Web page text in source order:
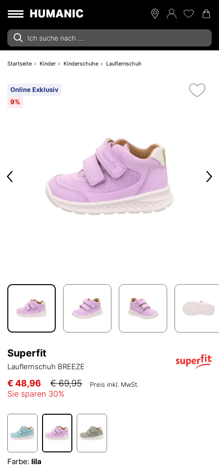
Startseite Kinder Kinderschuhe Lauflernschuh
Online Exklusiv
9%
Superfit
Lauflernschuh BREEZE
€ 48,96 € 69,95 Preis inkl. MwSt.
Sie sparen 30%
Farbe: lila